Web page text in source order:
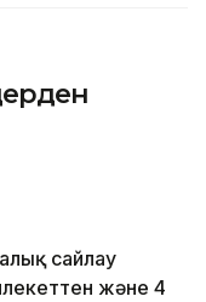
сайлау
және 4